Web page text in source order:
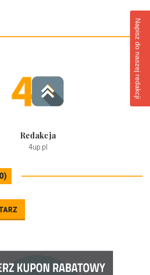
Redakcja
4up.pl
Napisz do naszej redakcji